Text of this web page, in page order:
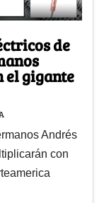
de
el gigante
Andrés
con